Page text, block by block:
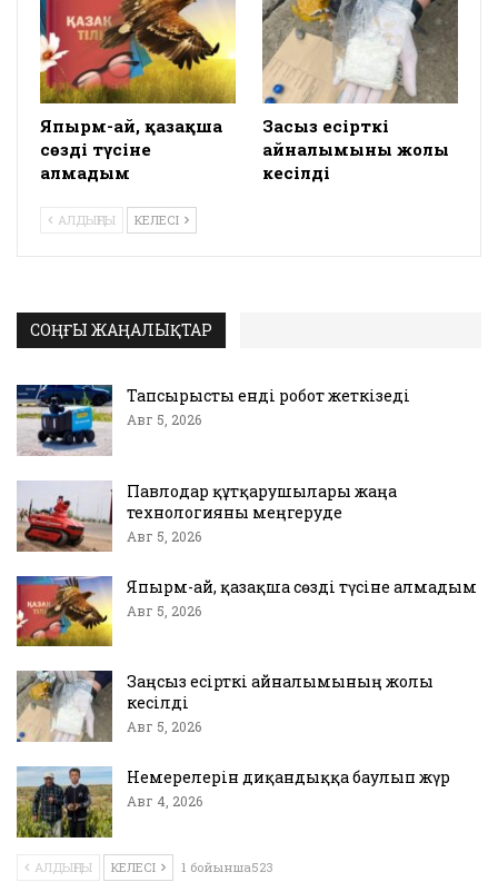
Япырм-ай, қазақша
сөзді түсіне
алмадым
Заңсыз есірткі
айналымының жолы
кесілді
АЛДЫҢҒЫ КЕЛЕСІ
СОҢҒЫ ЖАҢАЛЫҚТАР
Тапсырысты енді робот жеткізеді
Авг 5, 2026
Павлодар құтқарушылары жаңа
технологияны меңгеруде
Авг 5, 2026
Япырм-ай, қазақша сөзді түсіне алмадым
Авг 5, 2026
Заңсыз есірткі айналымының жолы
кесілді
Авг 5, 2026
Немерелерін диқандыққа баулып жүр
Авг 4, 2026
АЛДЫҢҒЫ КЕЛЕСІ 1 бойынша523